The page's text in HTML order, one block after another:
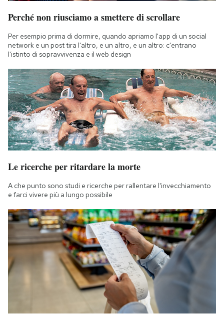
Perché non riusciamo a smettere di scrollare
Per esempio prima di dormire, quando apriamo l'app di un social
network e un post tira l'altro, e un altro, e un altro: c'entrano
l'istinto di sopravvivenza e il web design
Le ricerche per ritardare la morte
A che punto sono studi e ricerche per rallentare l'invecchiamento
e farci vivere più a lungo possibile